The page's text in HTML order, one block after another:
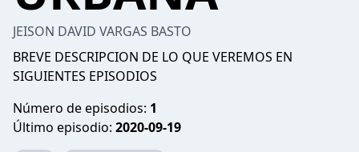
JEISON DAVID VARGAS BASTO
BREVE DESCRIPCION DE LO QUE VEREMOS EN
SIGUIENTES EPISODIOS
Número de episodios: 1
Último episodio: 2020-09-19